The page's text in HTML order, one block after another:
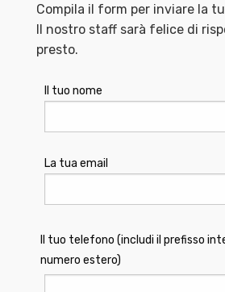
Compila il form per inviare la
Il nostro staff sarà felice di
presto.
Il tuo nome
La tua email
Il tuo telefono (includi il prefisso
numero estero)